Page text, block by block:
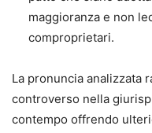
maggioranza e non
comproprietari.
La pronuncia analizzata
controverso nella
contempo offrendo